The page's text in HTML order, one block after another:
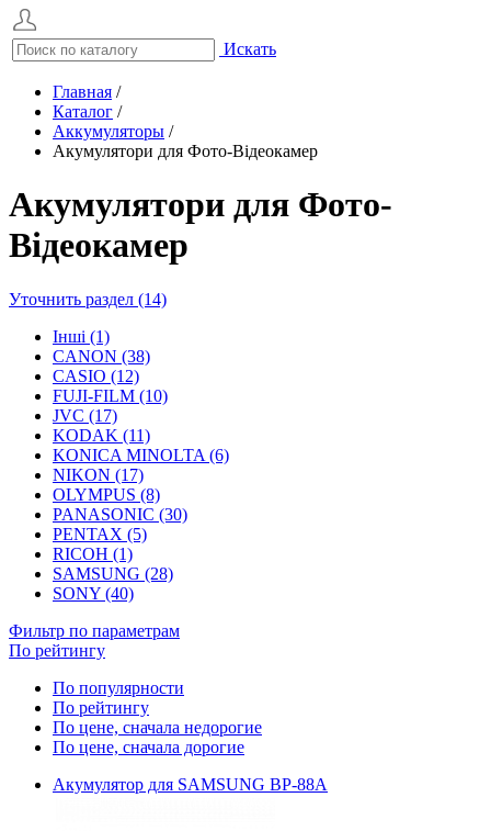
Искать
Главная /
Каталог /
Аккумуляторы /
Акумулятори для Фото-Відеокамер
Акумулятори для Фото-
Відеокамер
Уточнить раздел (14)
Інші (1)
CANON (38)
CASIO (12)
FUJI-FILM (10)
JVC (17)
KODAK (11)
KONICA MINOLTA (6)
NIKON (17)
OLYMPUS (8)
PANASONIC (30)
PENTAX (5)
RICOH (1)
SAMSUNG (28)
SONY (40)
Фильтр по параметрам
По рейтингу
По популярности
По рейтингу
По цене, сначала недорогие
По цене, сначала дорогие
Акумулятор для SAMSUNG BP-88A